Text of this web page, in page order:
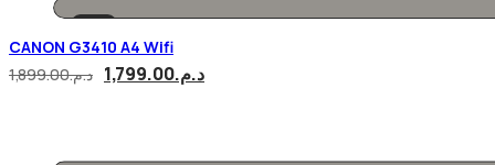
CANON G3410 A4 Wifi
د.م.1,899.00 د.م.1,799.00